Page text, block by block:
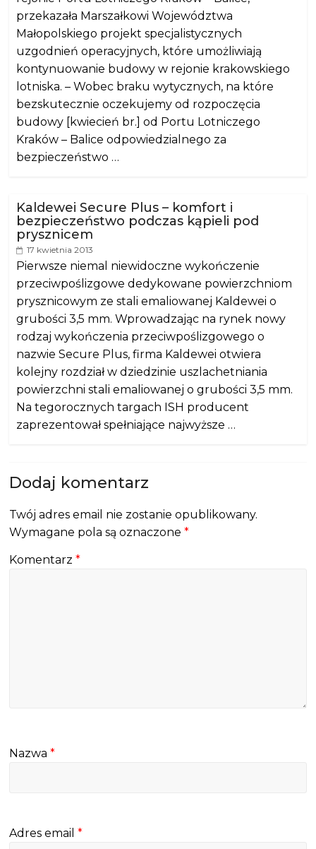
przekazała Marszałkowi Województwa
Małopolskiego projekt specjalistycznych
uzgodnień operacyjnych, które umożliwiają
kontynuowanie budowy w rejonie krakowskiego
lotniska. – Wobec braku wytycznych, na które
bezskutecznie oczekujemy od rozpoczęcia
budowy [kwiecień br.] od Portu Lotniczego
Kraków – Balice odpowiedzialnego za
bezpieczeństwo …
Kaldewei Secure Plus – komfort i
bezpieczeństwo podczas kąpieli pod
prysznicem
17 kwietnia 2013
Pierwsze niemal niewidoczne wykończenie
przeciwpoślizgowe dedykowane powierzchniom
prysznicowym ze stali emaliowanej Kaldewei o
grubości 3,5 mm. Wprowadzając na rynek nowy
rodzaj wykończenia przeciwpoślizgowego o
nazwie Secure Plus, firma Kaldewei otwiera
kolejny rozdział w dziedzinie uszlachetniania
powierzchni stali emaliowanej o grubości 3,5 mm.
Na tegorocznych targach ISH producent
zaprezentował spełniające najwyższe …
Dodaj komentarz
Twój adres email nie zostanie opublikowany.
Wymagane pola są oznaczone*
Komentarz*
Nazwa*
Adres email*